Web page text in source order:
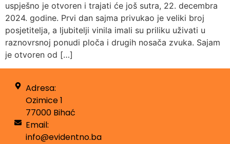
uspješno je otvoren i trajati će još sutra, 22. decembra
2024. godine. Prvi dan sajma privukao je veliki broj
posjetitelja, a ljubitelji vinila imali su priliku uživati u
raznovrsnoj ponudi ploča i drugih nosača zvuka. Sajam
je otvoren od […]
Adresa:
Ozimice 1
77000 Bihać
Email:
info@evidentno.ba